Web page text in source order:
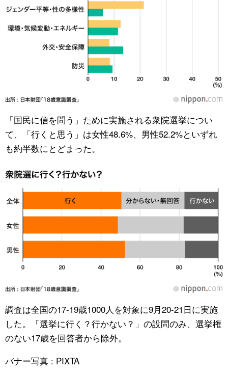
「国民に信を問う」ために実施される衆院選挙につい
て、「行くと思う」は女性48.6%、男性52.2%といずれ
も約半数にとどまった。
調査は全国の17-19歳1000人を対象に9月20-21日に実施
した。「選挙に行く？行かない？」の設問のみ、選挙権
のない17歳を回答者から除外。
バナー写真 : PIXTA